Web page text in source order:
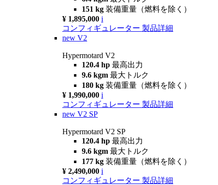
151 kg 装備重量（燃料を除く）
¥ 1,895,000 i
コンフィギュレーター 製品詳細
new V2
Hypermotard V2
120.4 hp 最高出力
9.6 kgm 最大トルク
180 kg 装備重量（燃料を除く）
¥ 1,990,000 i
コンフィギュレーター 製品詳細
new V2 SP
Hypermotard V2 SP
120.4 hp 最高出力
9.6 kgm 最大トルク
177 kg 装備重量（燃料を除く）
¥ 2,490,000 i
コンフィギュレーター 製品詳細